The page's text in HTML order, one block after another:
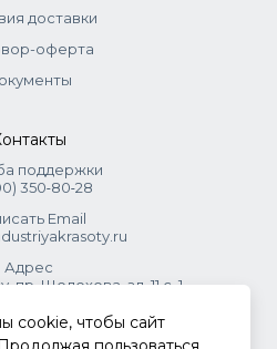
доставки
оферта
поддержки
350‑80‑28
Email
Адрес
пр. Шолохова, зд. 11 с. 1
красоты.
cookie, чтобы сайт